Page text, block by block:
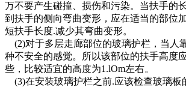
万不要产生碰撞、损伤和污染。当扶手的
到扶手的侧向弯曲变形，应在适当的部位
短扶手长度.减少其弯曲变形。
(2)对于多层走廊部位的玻璃护栏，当人
种不安全的感觉。所以该部位的扶手高度
些，比较适宜的高度为1.lOm左右。
(3)在安装玻璃护栏之前.应该检查玻璃板